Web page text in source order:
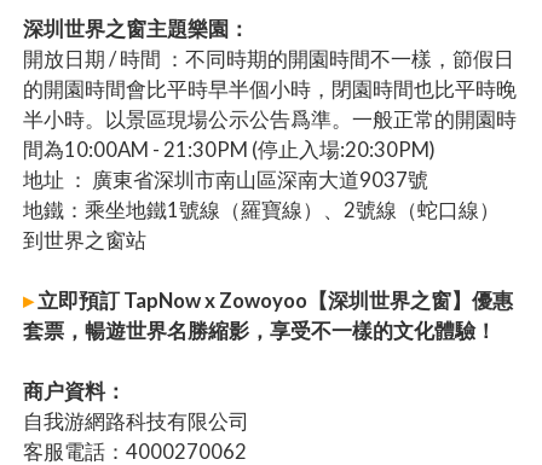
深圳世界之窗主題樂園：
開放日期 / 時間 ：不同時期的開園時間不一樣，節假日
的開園時間會比平時早半個小時，閉園時間也比平時晚
半小時。以景區現場公示公告爲準。一般正常的開園時
間為10:00AM - 21:30PM (停止入場:20:30PM)
地址 ： 廣東省深圳市南山區深南大道9037號
地鐵：乘坐地鐵1號線（羅寶線）、2號線（蛇口線）
到世界之窗站
▸立即預訂 TapNow x Zowoyoo【深圳世界之窗】優惠
套票，暢遊世界名勝縮影，享受不一樣的文化體驗！
商户資料：
自我游網路科技有限公司
客服電話：4000270062